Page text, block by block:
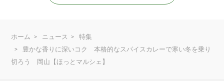
ホーム ニュース
特集
豊かな香りに深いコク 本格的なスパイスカレーで寒い冬を乗り
切ろう 岡山【ほっとマルシェ】